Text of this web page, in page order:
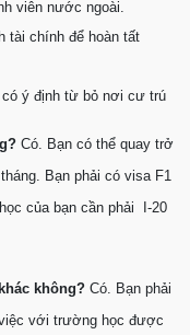
viên nước ngoài.
tài chính để hoàn tất
có ý định từ bỏ nơi cư trú
Có. Bạn có thể quay trở
Bạn phải có visa F1
của bạn cần phải I-20
không? Có. Bạn phải
với trường học được